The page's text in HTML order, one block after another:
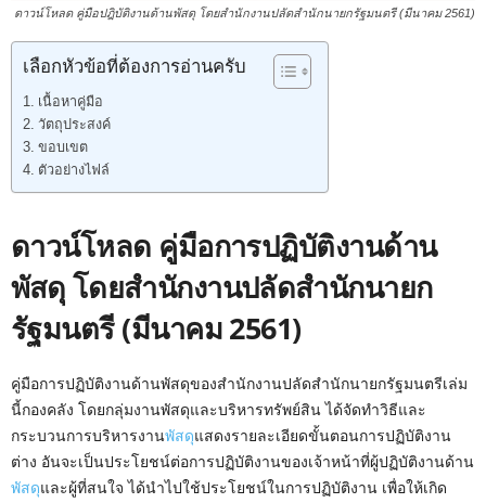
ดาวน์โหลด คู่มือปฎิบัติงานด้านพัสดุ โดยสำนักงานปลัดสำนักนายกรัฐมนตรี (มีนาคม 2561)
เลือกหัวข้อที่ต้องการอ่านครับ
เนื้อหาคู่มือ
วัตถุประสงค์
ขอบเขต
ตัวอย่างไฟล์
ดาวน์โหลด คู่มือการปฏิบัติงานด้าน
พัสดุ โดยสำนักงานปลัดสำนักนายก
รัฐมนตรี (มีนาคม 2561)
คู่มือการปฏิบัติงานด้านพัสดุของสำนักงานปลัดสำนักนายกรัฐมนตรีเล่ม
นี้กองคลัง โดยกลุ่มงานพัสดุและบริหารทรัพย์สิน ได้จัดทำวิธีและ
กระบวนการบริหารงานพัสดุแสดงรายละเอียดขั้นตอนการปฏิบัติงาน
ต่าง อันจะเป็นประโยชน์ต่อการปฏิบัติงานของเจ้าหน้าที่ผู้ปฏิบัติงานด้าน
พัสดุและผู้ที่สนใจ ได้นำไปใช้ประโยชน์ในการปฏิบัติงาน เพื่อให้เกิด